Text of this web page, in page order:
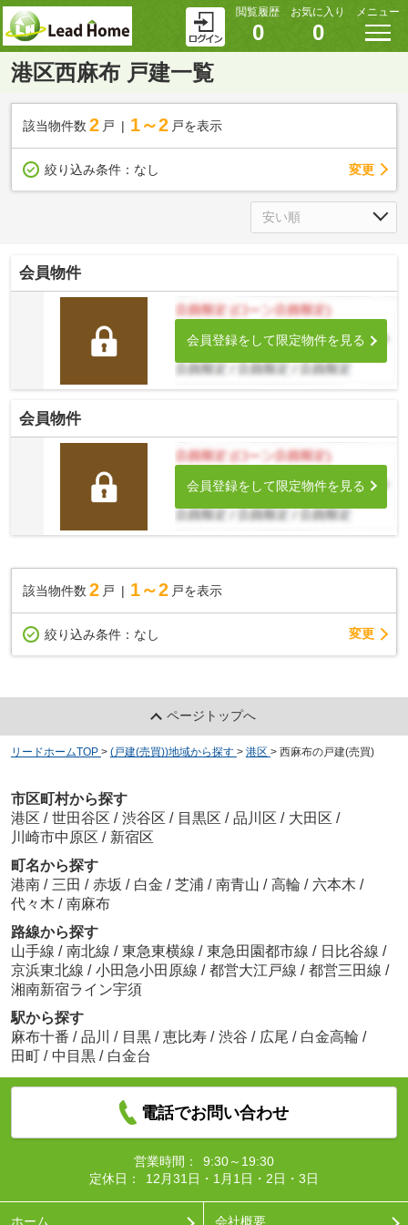
閲覧履歴
0
お気に入り
0
メニュー
港区西麻布 戸建一覧
該当物件数 2 戸 1～2 戸を表示
絞り込み条件： なし 変更
会員物件
会員登録をして限定物件を見る
会員物件
会員登録をして限定物件を見る
該当物件数 2 戸 1～2 戸を表示
絞り込み条件： なし 変更
ページトップへ
リードホームTOP > (戸建(売買))地域から探す > 港区 > 西麻布の戸建(売買)
市区町村から探す
港区 / 世田谷区 / 渋谷区 / 目黒区 / 品川区 / 大田区 /
川崎市中原区 / 新宿区
町名から探す
港南 / 三田 / 赤坂 / 白金 / 芝浦 / 南青山 / 高輪 / 六本木 /
代々木 / 南麻布
路線から探す
山手線 / 南北線 / 東急東横線 / 東急田園都市線 / 日比谷線 /
京浜東北線 / 小田急小田原線 / 都営大江戸線 / 都営三田線 /
湘南新宿ライン宇須
駅から探す
麻布十番 / 品川 / 目黒 / 恵比寿 / 渋谷 / 広尾 / 白金高輪 /
田町 / 中目黒 / 白金台
電話でお問い合わせ
営業時間：
9:30～19:30
定休日：
12月31日・1月1日・2日・3日
ホーム 会社概要